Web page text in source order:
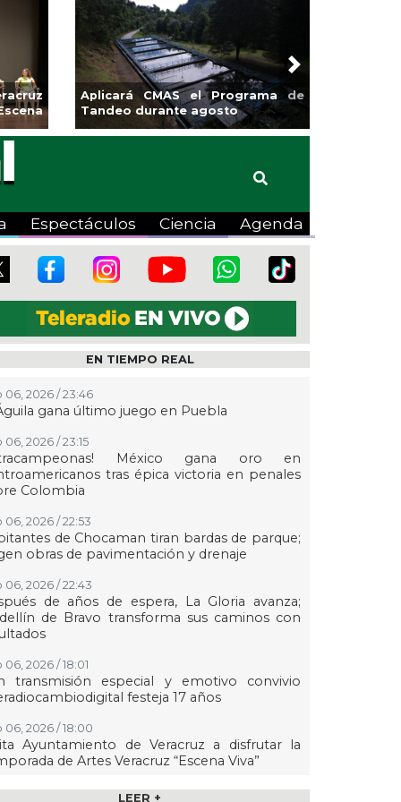
la
Continúa Coatza Vive el Verano
2026 con cine, actividades
lúdicas y expo
Next
Espectáculos Ciencia Agenda
EN TIEMPO REAL
06, 2026 / 23:46
gana último juego en Puebla
06, 2026 / 23:15
México gana oro en
tras épica victoria en penales
Colombia
06, 2026 / 22:53
de Chocaman tiran bardas de parque;
obras de pavimentación y drenaje
06, 2026 / 22:43
de años de espera, La Gloria avanza;
de Bravo transforma sus caminos con
06, 2026 / 18:01
transmisión especial y emotivo convivio
festeja 17 años
06, 2026 / 18:00
Ayuntamiento de Veracruz a disfrutar la
de Artes Veracruz “Escena Viva”
06, 2026 / 16:56 LEER +